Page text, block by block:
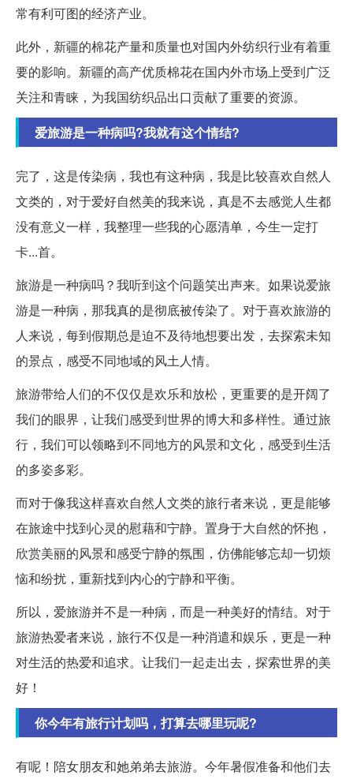
常有利可图的经济产业。
此外，新疆的棉花产量和质量也对国内外纺织行业有着重
要的影响。新疆的高产优质棉花在国内外市场上受到广泛
关注和青睐，为我国纺织品出口贡献了重要的资源。
爱旅游是一种病吗?我就有这个情结?
完了，这是传染病，我也有这种病，我是比较喜欢自然人
文类的，对于爱好自然美的我来说，真是不去感觉人生都
没有意义一样，我整理一些我的心愿清单，今生一定打
卡...首。
旅游是一种病吗？我听到这个问题笑出声来。如果说爱旅
游是一种病，那我真的是彻底被传染了。对于喜欢旅游的
人来说，每到假期总是迫不及待地想要出发，去探索未知
的景点，感受不同地域的风土人情。
旅游带给人们的不仅仅是欢乐和放松，更重要的是开阔了
我们的眼界，让我们感受到世界的博大和多样性。通过旅
行，我们可以领略到不同地方的风景和文化，感受到生活
的多姿多彩。
而对于像我这样喜欢自然人文类的旅行者来说，更是能够
在旅途中找到心灵的慰藉和宁静。置身于大自然的怀抱，
欣赏美丽的风景和感受宁静的氛围，仿佛能够忘却一切烦
恼和纷扰，重新找到内心的宁静和平衡。
所以，爱旅游并不是一种病，而是一种美好的情结。对于
旅游热爱者来说，旅行不仅是一种消遣和娱乐，更是一种
对生活的热爱和追求。让我们一起走出去，探索世界的美
好！
你今年有旅行计划吗，打算去哪里玩呢?
有呢！陪女朋友和她弟弟去旅游。今年暑假准备和他们去